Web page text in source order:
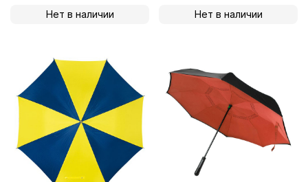
Нет в наличии Нет в наличии